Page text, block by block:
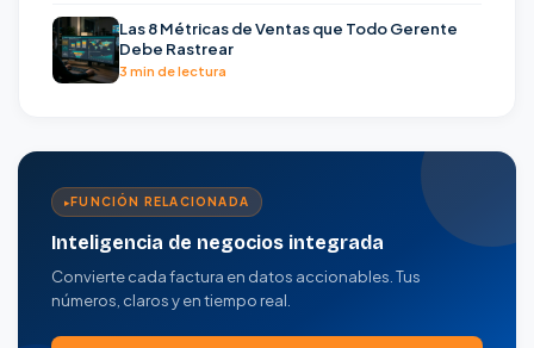
Las 8 Métricas de Ventas que Todo Gerente
Debe Rastrear
3 min de lectura
FUNCIÓN RELACIONADA
Inteligencia de negocios integrada
Convierte cada factura en datos accionables. Tus
números, claros y en tiempo real.